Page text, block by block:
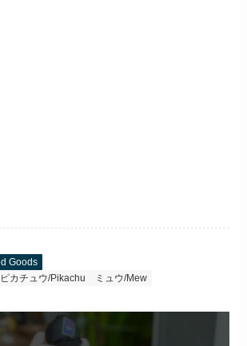
Goods
ピカチュウ/Pikachu ミュウ/Mew